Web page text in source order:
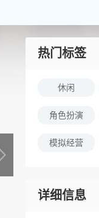
热门标签
休闲
角色扮演
模拟经营
详细信息